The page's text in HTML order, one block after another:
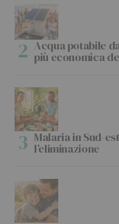
Acqua potabile
più economica
Malaria in Sud-
l’eliminazione